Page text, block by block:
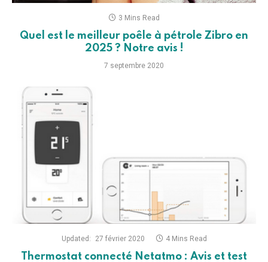
3 Mins Read
Quel est le meilleur poêle à pétrole Zibro en
2025 ? Notre avis !
7 septembre 2020
Updated: 27 février 2020 4 Mins Read
Thermostat connecté Netatmo : Avis et test